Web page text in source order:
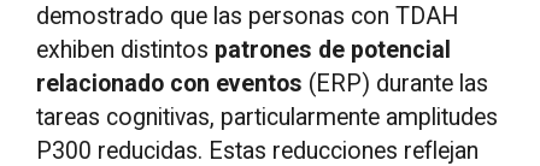
demostrado que las personas con TDAH
exhiben distintos patrones de potencial
relacionado con eventos (ERP) durante las
tareas cognitivas, particularmente amplitudes
P300 reducidas. Estas reducciones reflejan